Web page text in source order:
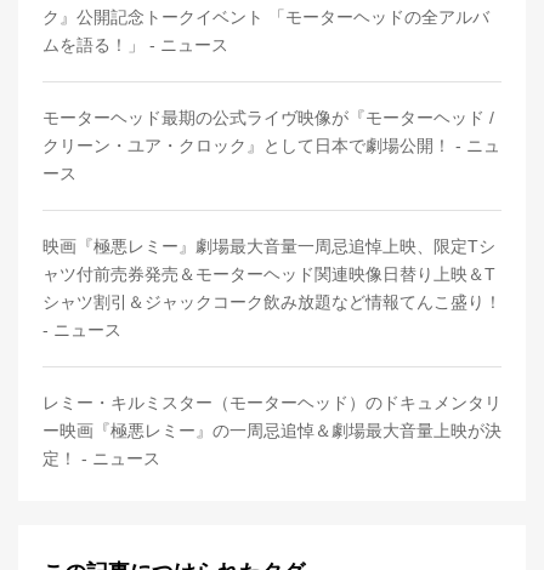
ク』公開記念トークイベント 「モーターヘッドの全アルバ
ムを語る！」 - ニュース
モーターヘッド最期の公式ライヴ映像が『モーターヘッド /
クリーン・ユア・クロック』として日本で劇場公開！ - ニュ
ース
映画『極悪レミー』劇場最大音量一周忌追悼上映、限定Tシ
ャツ付前売券発売＆モーターヘッド関連映像日替り上映＆T
シャツ割引＆ジャックコーク飲み放題など情報てんこ盛り！
- ニュース
レミー・キルミスター（モーターヘッド）のドキュメンタリ
ー映画『極悪レミー』の一周忌追悼＆劇場最大音量上映が決
定！ - ニュース